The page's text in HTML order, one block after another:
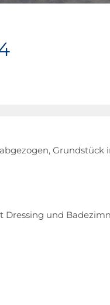
abgezogen, Grundstück
Dressing und